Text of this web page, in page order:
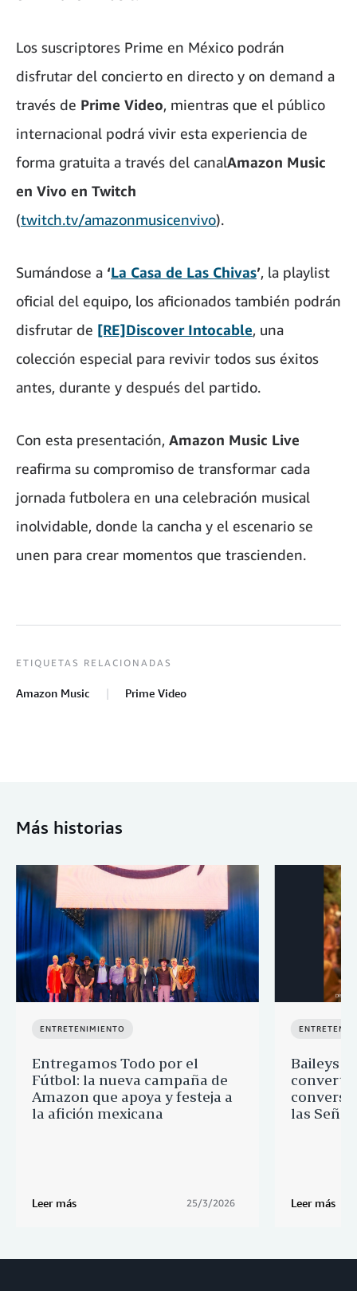
Los suscriptores Prime en México podrán
disfrutar del concierto en directo y on demand a
través de Prime Video, mientras que el público
internacional podrá vivir esta experiencia de
forma gratuita a través del canalAmazon Music
en Vivo en Twitch
(twitch.tv/amazonmusicenvivo).
Sumándose a ‘La Casa de Las Chivas’, la playlist
oficial del equipo, los aficionados también podrán
disfrutar de [RE]Discover Intocable, una
colección especial para revivir todos sus éxitos
antes, durante y después del partido.
Con esta presentación, Amazon Music Live
reafirma su compromiso de transformar cada
jornada futbolera en una celebración musical
inolvidable, donde la cancha y el escenario se
unen para crear momentos que trascienden.
ETIQUETAS RELACIONADAS
Amazon Music Prime Video
Más historias
ENTRETENIMIENTO
Entregamos Todo por el
Fútbol: la nueva campaña de
Amazon que apoya y festeja a
la afición mexicana
Leer más 25/3/2026
Baileys y
las
Leer más